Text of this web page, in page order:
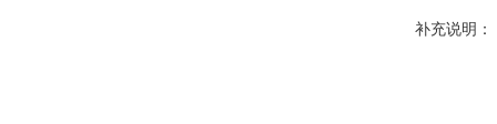
补充说明：